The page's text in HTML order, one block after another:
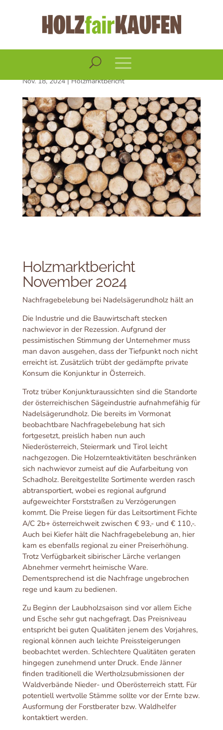
Holzmarktbericht
November 2024
Nov. 18, 2024|Holzmarktbericht
Holzmarktbericht
November 2024
Nachfragebelebung bei Nadelsägerundholz hält an
Die Industrie und die Bauwirtschaft stecken
nachwievor in der Rezession. Aufgrund der
pessimistischen Stimmung der Unternehmer muss
man davon ausgehen, dass der Tiefpunkt noch nicht
erreicht ist. Zusätzlich trübt der gedämpfte private
Konsum die Konjunktur in Österreich.
Trotz trüber Konjunkturaussichten sind die Standorte
der österreichischen Sägeindustrie aufnahmefähig für
Nadelsägerundholz. Die bereits im Vormonat
beobachtbare Nachfragebelebung hat sich
fortgesetzt, preislich haben nun auch
Niederösterreich, Steiermark und Tirol leicht
nachgezogen. Die Holzernteaktivitäten beschränken
sich nachwievor zumeist auf die Aufarbeitung von
Schadholz. Bereitgestellte Sortimente werden rasch
abtransportiert, wobei es regional aufgrund
aufgeweichter Forststraßen zu Verzögerungen
kommt. Die Preise liegen für das Leitsortiment Fichte
A/C 2b+ österreichweit zwischen € 93,- und € 110,-.
Auch bei Kiefer hält die Nachfragebelebung an, hier
kam es ebenfalls regional zu einer Preiserhöhung.
Trotz Verfügbarkeit sibirischer Lärche verlangen
Abnehmer vermehrt heimische Ware.
Dementsprechend ist die Nachfrage ungebrochen
rege und kaum zu bedienen.
Zu Beginn der Laubholzsaison sind vor allem Eiche
und Esche sehr gut nachgefragt. Das Preisniveau
entspricht bei guten Qualitäten jenem des Vorjahres,
regional können auch leichte Preissteigerungen
beobachtet werden. Schlechtere Qualitäten geraten
hingegen zunehmend unter Druck. Ende Jänner
finden traditionell die Wertholzsubmissionen der
Waldverbände Nieder- und Oberösterreich statt. Für
potentiell wertvolle Stämme sollte vor der Ernte bzw.
Ausformung der Forstberater bzw. Waldhelfer
kontaktiert werden.